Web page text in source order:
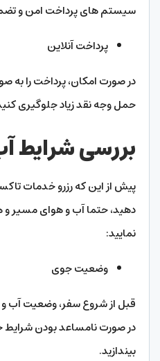
سیستم ‌های پرداخت امن و
پرداخت آنلاین
در صورت امکان، پرداخت را به
حمل وجه نقد زیاد جلوگیری
بررسی شرایط
پیش از این که رزرو خدمات
دهید، حتما آب و هوای مسیر
نمایید:
وضعیت جوی
قبل از شروع سفر، وضعیت آب و
در صورت نامساعد بودن شرایط
بیندازید.